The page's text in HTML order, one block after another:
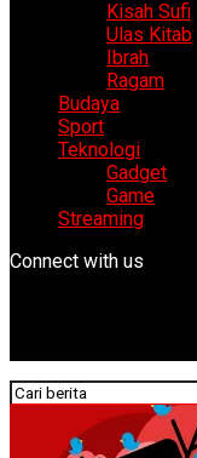
Kisah Sufi
Ulas Kitab
Ibrah
Ragam
Budaya
Sport
Teknologi
Gadget
Game
Streaming
Connect with us